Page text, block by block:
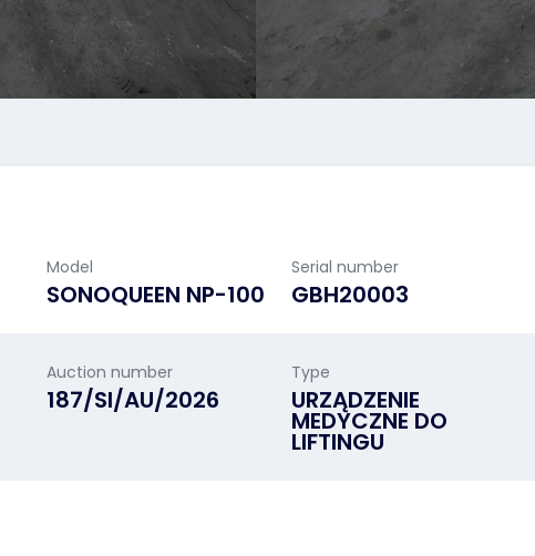
Model
SONOQUEEN NP-100
Serial number
GBH20003
Auction number
187/SI/AU/2026
Type
URZĄDZENIE
MEDYCZNE DO
LIFTINGU